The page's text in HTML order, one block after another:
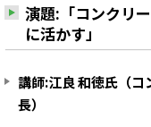
演題:「コンクリ
に活かす」
講師:江良 和徳氏（
長）